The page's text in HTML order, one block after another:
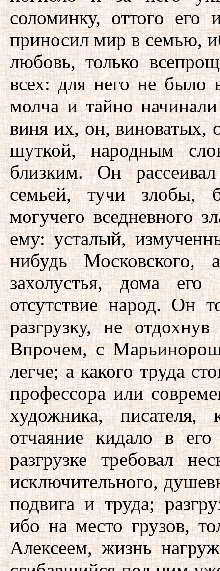
соломинку, оттого
приносил мир в семью,
любовь, только
всех: для него не было
молча и тайно
виня их, он,
шуткой, народным
близким. Он
семьей, тучи злобы,
могучего вседневного
ему: усталый,
нибудь Московского,
захолустья, дома
отсутствие народ. Он
разгрузку, не
Впрочем, с
легче; а какого труда
профессора или
художника, писателя,
отчаяние кидало в
разгрузке требовал
исключительного,
подвига и труда;
ибо на место грузов,
Алексеем, жизнь